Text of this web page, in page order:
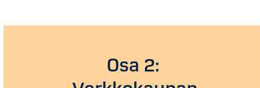
Osa 2: